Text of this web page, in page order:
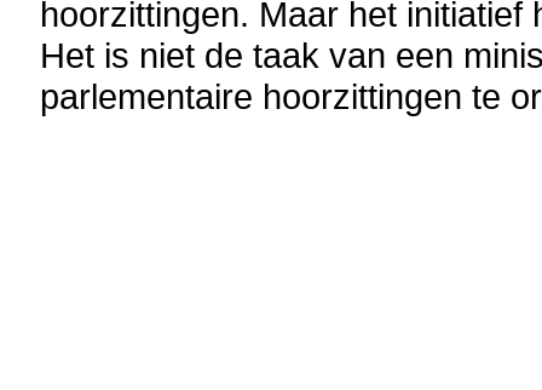
hoorzittingen. Maar het
Het is niet de taak van een
parlementaire hoorzittingen te